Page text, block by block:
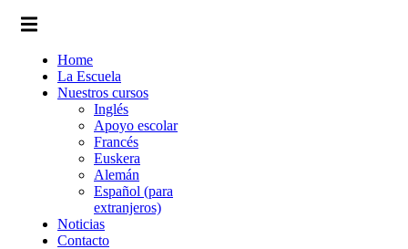
Home
La Escuela
Nuestros cursos
Inglés
Apoyo escolar
Francés
Euskera
Alemán
Español (para
extranjeros)
Noticias
Contacto